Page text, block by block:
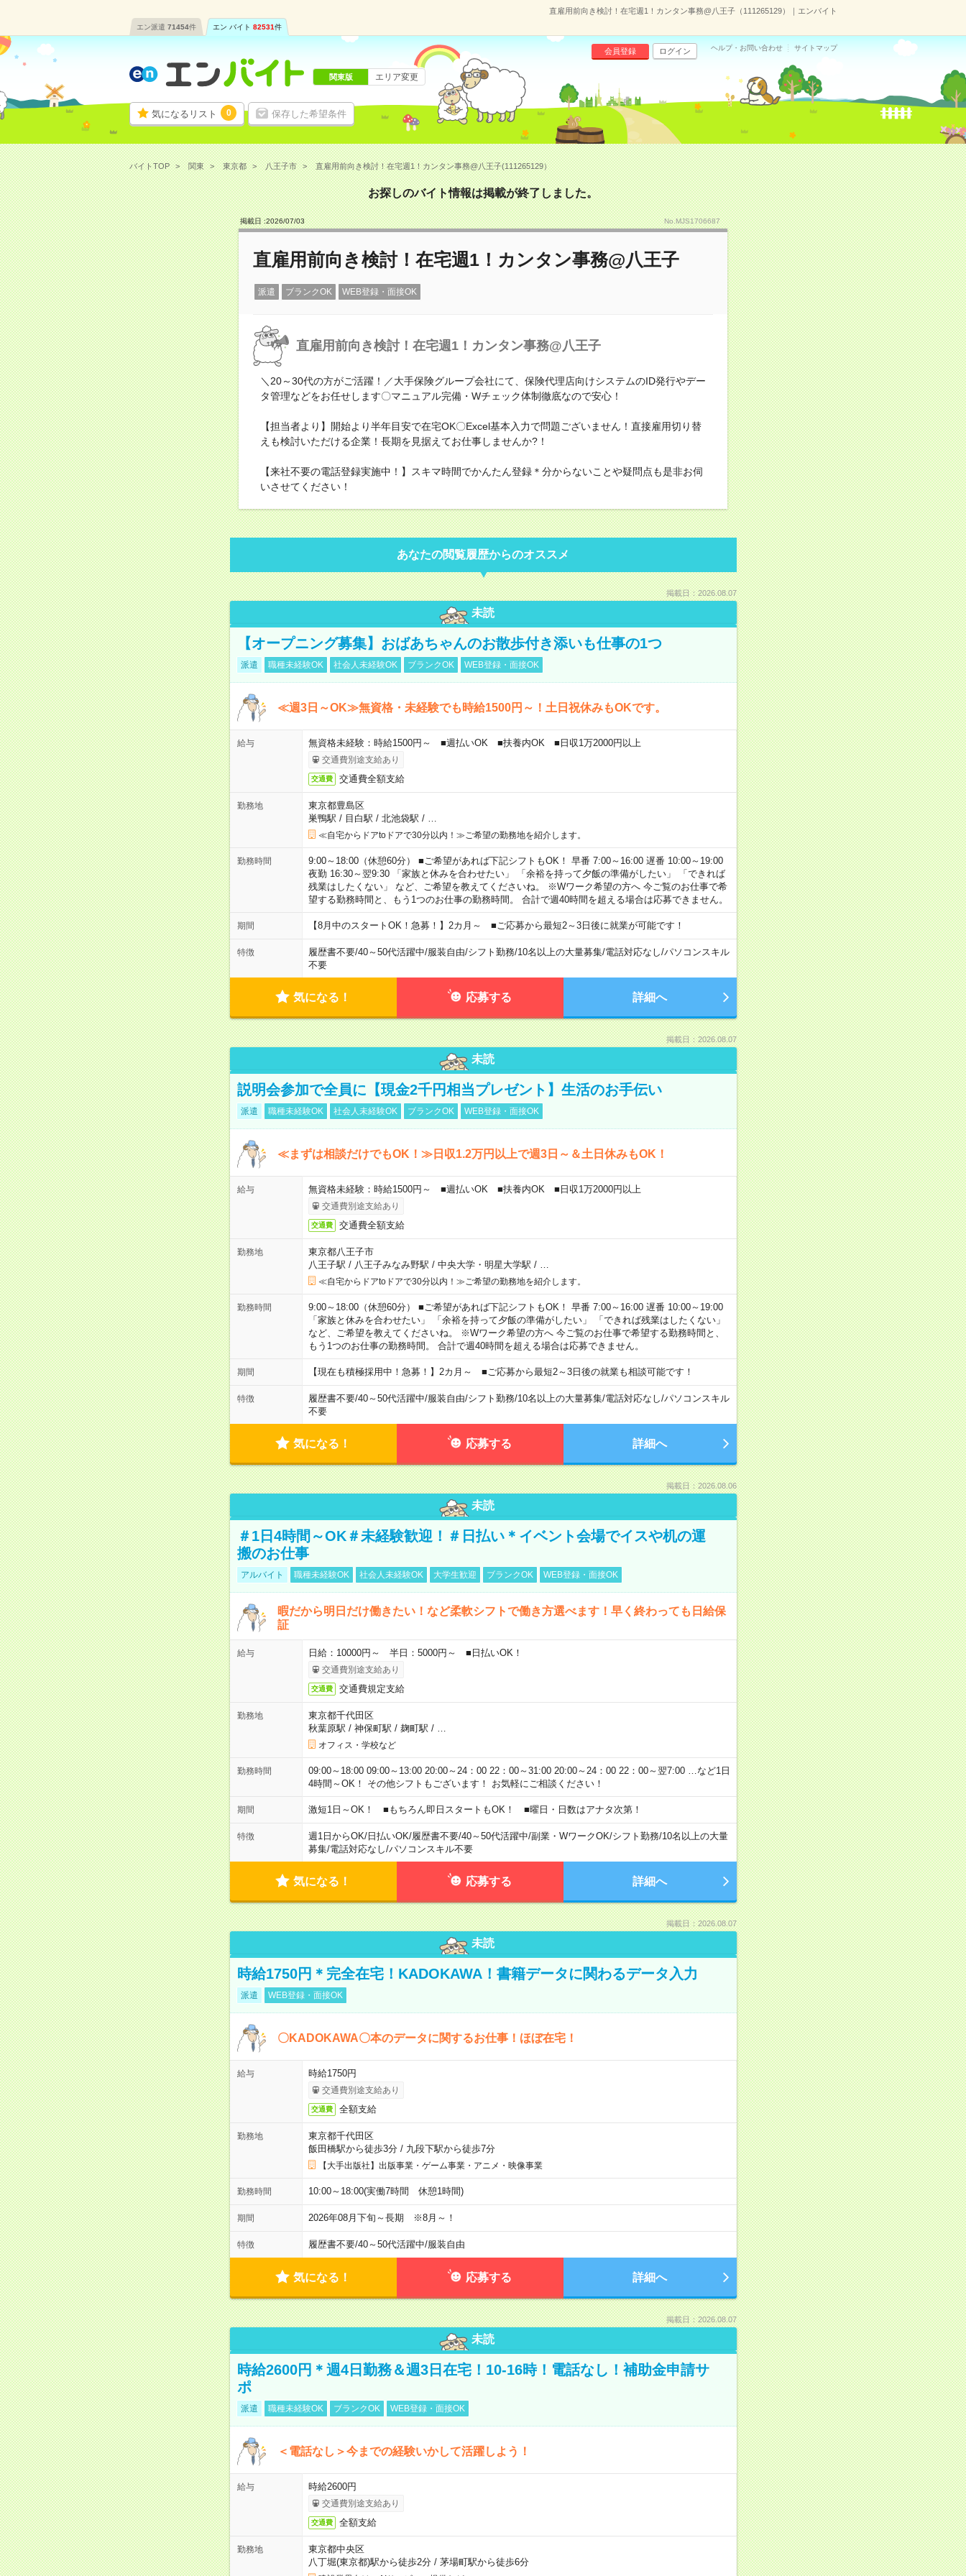
直雇用前向き検討！在宅週1！カンタン事務@八王子（111265129）｜エンバイト
エン派遣 71454件 エン バイト 82531件
気になるリスト 0 保存した希望条件
会員登録 ログイン ヘルプ・お問い合わせ サイトマップ
関東版 エリア変更
バイトTOP 関東 東京都 八王子市 直雇用前向き検討！在宅週1！カンタン事務@八王子(111265129）
お探しのバイト情報は掲載が終了しました。
掲載日 :2026/07/03 No.MJS1706687
直雇用前向き検討！在宅週1！カンタン事務@八王子
派遣 ブランクOK WEB登録・面接OK
直雇用前向き検討！在宅週1！カンタン事務@八王子
＼20～30代の方がご活躍！／大手保険グループ会社にて、保険代理店向けシステムのID発行やデー
タ管理などをお任せします〇マニュアル完備・Wチェック体制徹底なので安心！
【担当者より】開始より半年目安で在宅OK〇Excel基本入力で問題ございません！直接雇用切り替
えも検討いただける企業！長期を見据えてお仕事しませんか?！
【来社不要の電話登録実施中！】スキマ時間でかんたん登録＊分からないことや疑問点も是非お伺
いさせてください！
あなたの閲覧履歴からのオススメ
掲載日：2026.08.07
未読
【オープニング募集】おばあちゃんのお散歩付き添いも仕事の1つ
派遣 職種未経験OK 社会人未経験OK ブランクOK WEB登録・面接OK
≪週3日～OK≫無資格・未経験でも時給1500円～！土日祝休みもOKです。
給与 無資格未経験：時給1500円～ ■週払いOK ■扶養内OK ■日収1万2000円以上
交通費別途支給あり
交通費 交通費全額支給
勤務地
東京都豊島区
巣鴨駅 / 目白駅 / 北池袋駅 /
≪自宅からドアtoドアで30分以内！≫ご希望の勤務地を紹介します。
勤務時間
9:00～18:00（休憩60分） ■ご希望があれば下記シフトもOK！ 早番 7:00～16:00 遅番 10:00～19:00
夜勤 16:30～翌9:30 「家族と休みを合わせたい」 「余裕を持って夕飯の準備がしたい」 「できれば
残業はしたくない」 など、ご希望を教えてくださいね。 ※Wワーク希望の方へ 今ご覧のお仕事で希
望する勤務時間と、もう1つのお仕事の勤務時間。 合計で週40時間を超える場合は応募できません。
期間 【8月中のスタートOK！急募！】2カ月～ ■ご応募から最短2～3日後に就業が可能です！
特徴 履歴書不要/40～50代活躍中/服装自由/シフト勤務/10名以上の大量募集/電話対応なし/パソコンスキル
不要
気になる！ 応募する 詳細へ
掲載日：2026.08.07
未読
説明会参加で全員に【現金2千円相当プレゼント】生活のお手伝い
派遣 職種未経験OK 社会人未経験OK ブランクOK WEB登録・面接OK
≪まずは相談だけでもOK！≫日収1.2万円以上で週3日～＆土日休みもOK！
給与 無資格未経験：時給1500円～ ■週払いOK ■扶養内OK ■日収1万2000円以上
交通費別途支給あり
交通費 交通費全額支給
勤務地
東京都八王子市
八王子駅 / 八王子みなみ野駅 / 中央大学・明星大学駅 /
≪自宅からドアtoドアで30分以内！≫ご希望の勤務地を紹介します。
勤務時間
9:00～18:00（休憩60分） ■ご希望があれば下記シフトもOK！ 早番 7:00～16:00 遅番 10:00～19:00
「家族と休みを合わせたい」 「余裕を持って夕飯の準備がしたい」 「できれば残業はしたくない」
など、ご希望を教えてくださいね。 ※Wワーク希望の方へ 今ご覧のお仕事で希望する勤務時間と、
もう1つのお仕事の勤務時間。 合計で週40時間を超える場合は応募できません。
期間 【現在も積極採用中！急募！】2カ月～ ■ご応募から最短2～3日後の就業も相談可能です！
特徴 履歴書不要/40～50代活躍中/服装自由/シフト勤務/10名以上の大量募集/電話対応なし/パソコンスキル
不要
気になる！ 応募する 詳細へ
掲載日：2026.08.06
未読
＃1日4時間～OK＃未経験歓迎！＃日払い＊イベント会場でイスや机の運
搬のお仕事
アルバイト 職種未経験OK 社会人未経験OK 大学生歓迎 ブランクOK WEB登録・面接OK
暇だから明日だけ働きたい！など柔軟シフトで働き方選べます！早く終わっても日給保
証
給与 日給：10000円～ 半日：5000円～ ■日払いOK！
交通費別途支給あり
交通費 交通費規定支給
勤務地
東京都千代田区
秋葉原駅 / 神保町駅 / 麹町駅 /
オフィス・学校など
勤務時間
09:00～18:00 09:00～13:00 20:00～24：00 22：00～31:00 20:00～24：00 22：00～翌7:00 …など1日
4時間～OK！ その他シフトもございます！ お気軽にご相談ください！
期間 激短1日～OK！ ■もちろん即日スタートもOK！ ■曜日・日数はアナタ次第！
特徴 週1日からOK/日払いOK/履歴書不要/40～50代活躍中/副業・WワークOK/シフト勤務/10名以上の大量
募集/電話対応なし/パソコンスキル不要
気になる！ 応募する 詳細へ
掲載日：2026.08.07
未読
時給1750円＊完全在宅！KADOKAWA！書籍データに関わるデータ入力
派遣 WEB登録・面接OK
〇KADOKAWA〇本のデータに関するお仕事！ほぼ在宅！
給与 時給1750円
交通費別途支給あり
交通費 全額支給
勤務地
東京都千代田区
飯田橋駅から徒歩3分/ 九段下駅から徒歩7分
【大手出版社】出版事業・ゲーム事業・アニメ・映像事業
勤務時間 10:00～18:00(実働7時間 休憩1時間)
期間 2026年08月下旬～長期 ※8月～！
特徴 履歴書不要/40～50代活躍中/服装自由
気になる！ 応募する 詳細へ
掲載日：2026.08.07
未読
時給2600円＊週4日勤務＆週3日在宅！10-16時！電話なし！補助金申請サ
ポ
派遣 職種未経験OK ブランクOK WEB登録・面接OK
＜電話なし＞今までの経験いかして活躍しよう！
給与 時給2600円
交通費別途支給あり
交通費 全額支給
勤務地
東京都中央区
八丁堀(東京都)駅から徒歩2分/ 茅場町駅から徒歩6分